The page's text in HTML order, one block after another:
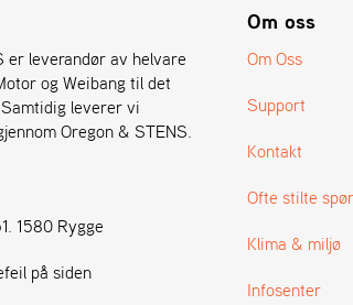
er leverandør av helvare
og Weibang til det
leverer vi
Oregon & STENS.
1580 Rygge
på siden
Om oss
Om Oss
Support
Kontakt
Ofte stilte
Klima & miljø
Infosenter